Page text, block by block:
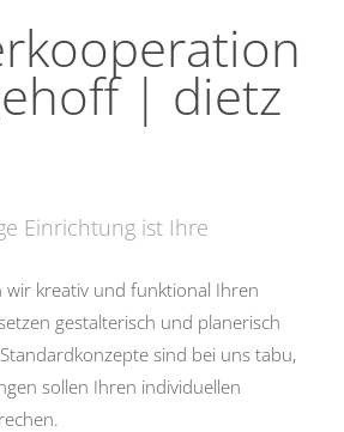
| dietz
Einrichtung ist Ihre
wir kreativ und funktional Ihren
gestalterisch und planerisch
sind bei uns tabu,
sollen Ihren individuellen